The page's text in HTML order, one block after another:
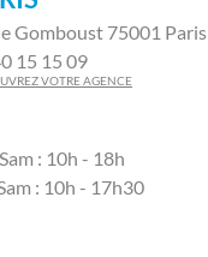
Gomboust 75001 Paris
15 15 09
VOTRE AGENCE
: 10h - 18h
: 10h - 17h30